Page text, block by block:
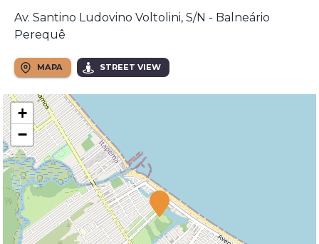
Av. Santino Ludovino Voltolini, S/N - Balneário
Perequê
MAPA STREET VIEW
+
−